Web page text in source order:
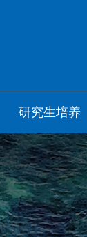
研究生培养